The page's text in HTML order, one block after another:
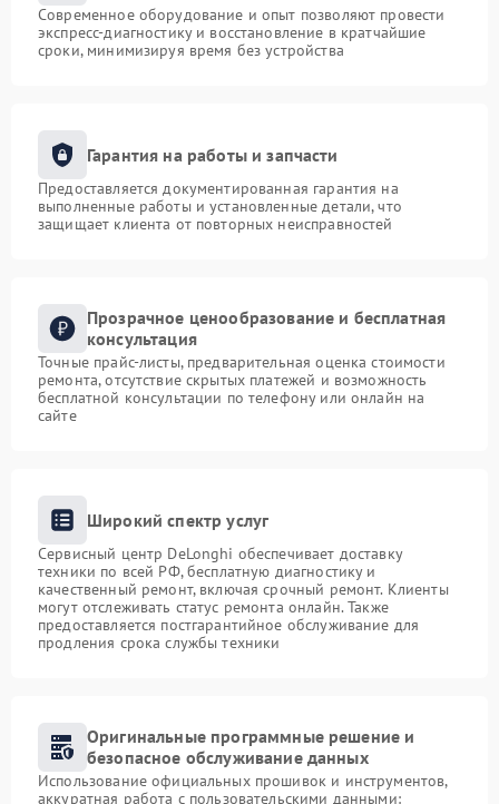
Современное оборудование и опыт позволяют провести
экспресс-диагностику и восстановление в кратчайшие
сроки, минимизируя время без устройства
Гарантия на работы и запчасти
Предоставляется документированная гарантия на
выполненные работы и установленные детали, что
защищает клиента от повторных неисправностей
Прозрачное ценообразование и бесплатная
консультация
Точные прайс-листы, предварительная оценка стоимости
ремонта, отсутствие скрытых платежей и возможность
бесплатной консультации по телефону или онлайн на
сайте
Широкий спектр услуг
Сервисный центр DeLonghi обеспечивает доставку
техники по всей РФ, бесплатную диагностику и
качественный ремонт, включая срочный ремонт. Клиенты
могут отслеживать статус ремонта онлайн. Также
предоставляется постгарантийное обслуживание для
продления срока службы техники
Оригинальные программные решение и
безопасное обслуживание данных
Использование официальных прошивок и инструментов,
аккуратная работа с пользовательскими данными: